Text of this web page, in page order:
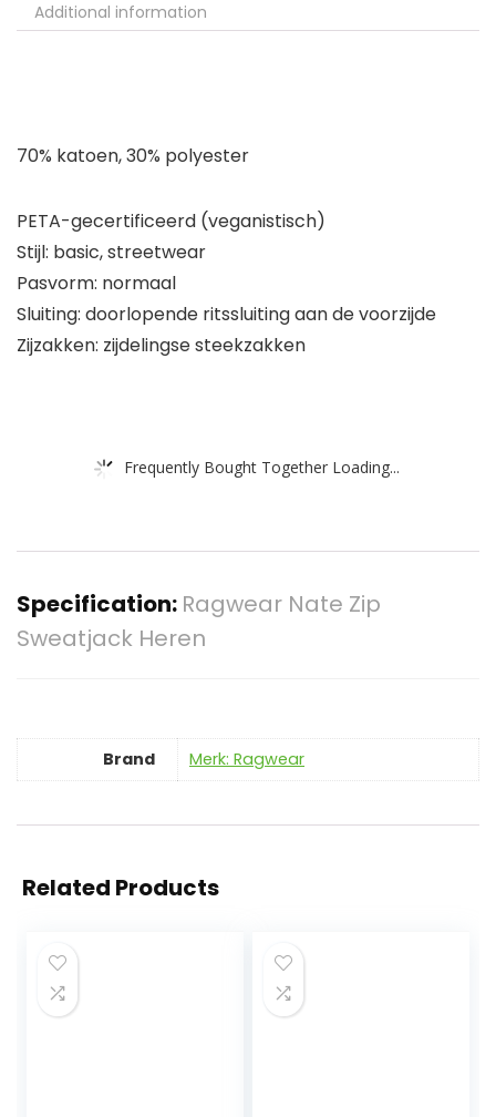
Additional information
70% katoen, 30% polyester
PETA-gecertificeerd (veganistisch)
Stijl: basic, streetwear
Pasvorm: normaal
Sluiting: doorlopende ritssluiting aan de voorzijde
Zijzakken: zijdelingse steekzakken
Frequently Bought Together Loading...
Specification: Ragwear Nate Zip
Sweatjack Heren
Brand Merk: Ragwear
Related Products